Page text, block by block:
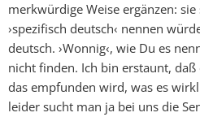
merkwürdige Weise ergänzen:
›spezifisch deutsch‹ nennen
deutsch. ›Wonnig‹, wie Du es
nicht finden. Ich bin erstaunt,
das empfunden wird, was es
leider sucht man ja bei uns die